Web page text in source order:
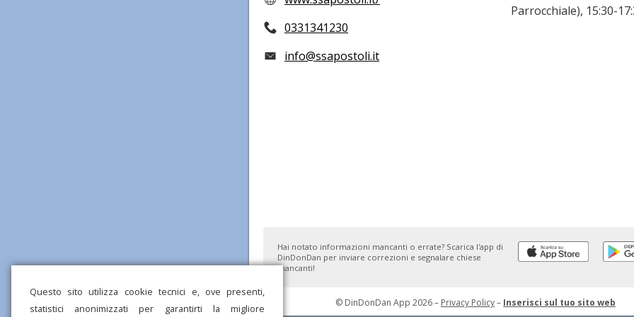
Questo sito utilizza cookie tecnici e, ove presenti,
statistici anonimizzati per garantirti la migliore
0331341230
info@ssapostoli.it
Parrocchiale), 15:30-
Hai notato informazioni mancanti o errate? Scarica l'app di
DinDonDan per inviare correzioni e segnalare chiese
mancanti!
© DinDonDan App 2026 – Privacy Policy– Inserisci sul tuo sito web